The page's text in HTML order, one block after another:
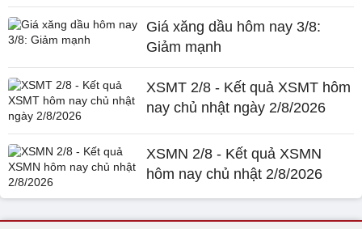
Giá xăng dầu hôm nay 3/8:
Giảm mạnh
XSMT 2/8 - Kết quả XSMT hôm
nay chủ nhật ngày 2/8/2026
XSMN 2/8 - Kết quả XSMN
hôm nay chủ nhật 2/8/2026